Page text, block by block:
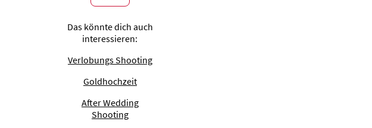
Das könnte dich auch
interessieren:
Verlobungs Shooting
Goldhochzeit
After Wedding
Shooting